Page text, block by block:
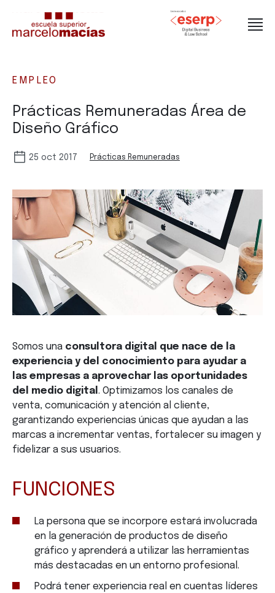
EMPLEO
Prácticas Remuneradas Área de
Diseño Gráfico
25 oct 2017 Prácticas Remuneradas
Somos una consultora digital que nace de la
experiencia y del conocimiento para ayudar a
las empresas a aprovechar las oportunidades
del medio digital . Optimizamos los canales de
venta, comunicación y atención al cliente,
garantizando experiencias únicas que ayudan a las
marcas a incrementar ventas, fortalecer su imagen y
fidelizar a sus usuarios.
FUNCIONES
La persona que se incorpore estará involucrada
en la generación de productos de diseño
gráfico y aprenderá a utilizar las herramientas
más destacadas en un entorno profesional.
Podrá tener experiencia real en cuentas líderes